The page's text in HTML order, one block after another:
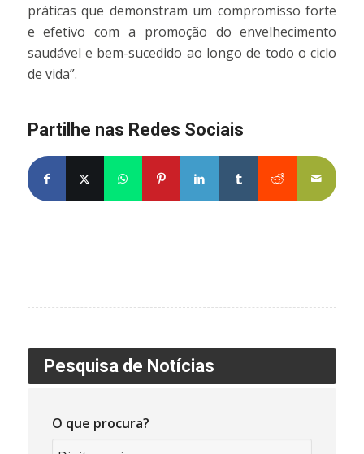
práticas que demonstram um compromisso forte
e efetivo com a promoção do envelhecimento
saudável e bem-sucedido ao longo de todo o ciclo
de vida”.
Partilhe nas Redes Sociais
Partilhe no Facebook
Partilhe no X
Share on WhatsApp
Partilhe no Pinterest
Partilhe no LinkedIn
Partilhe no Tumblr
Partilhe no
Pesquisa de Notícias
O que procura?